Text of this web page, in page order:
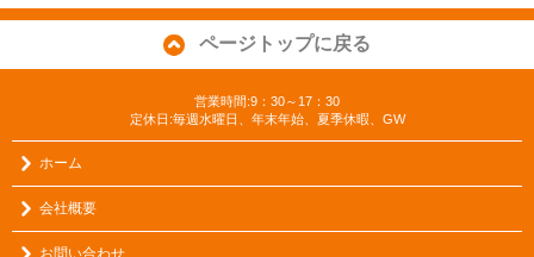
ページトップに戻る
営業時間:9：30～17：30
定休日:毎週水曜日、年末年始、夏季休暇、GW
ホーム
会社概要
お問い合わせ